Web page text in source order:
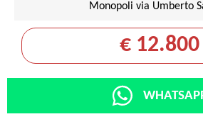
Monopoli via Umberto
€ 12.800